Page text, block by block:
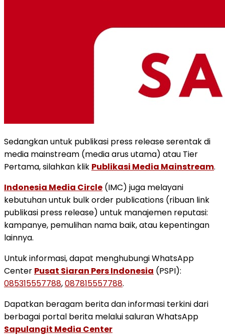
Sedangkan untuk publikasi press release serentak di
media mainstream (media arus utama) atau Tier
Pertama, silahkan klik Publikasi Media Mainstream.
Indonesia Media Circle (IMC) juga melayani
kebutuhan untuk bulk order publications (ribuan link
publikasi press release) untuk manajemen reputasi:
kampanye, pemulihan nama baik, atau kepentingan
lainnya.
Untuk informasi, dapat menghubungi WhatsApp
Center Pusat Siaran Pers Indonesia (PSPI):
085315557788,087815557788.
Dapatkan beragam berita dan informasi terkini dari
berbagai portal berita melalui saluran WhatsApp
Sapulangit Media Center